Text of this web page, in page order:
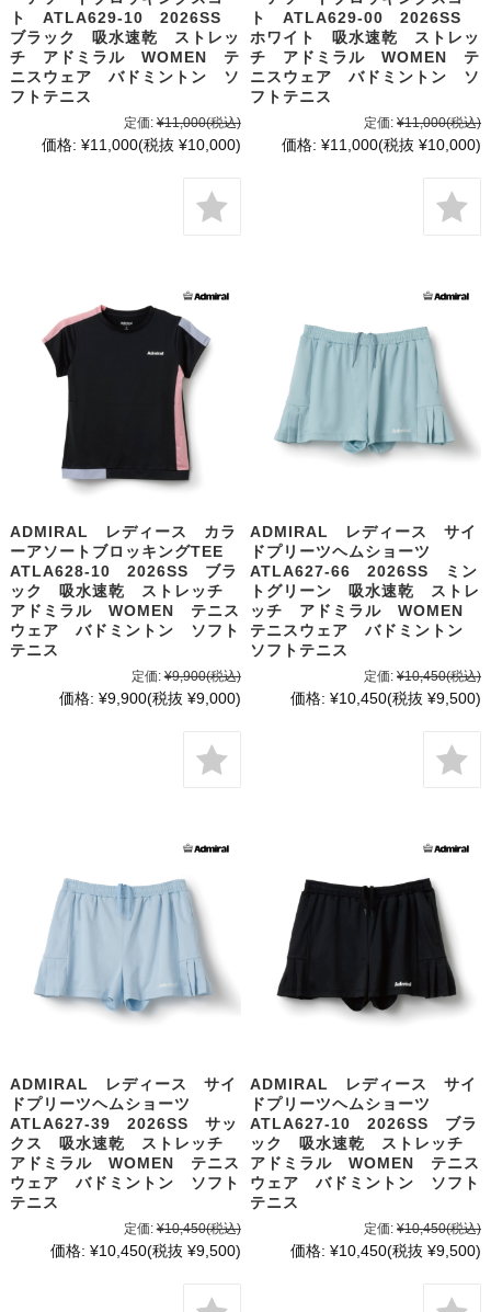
ト ATLA629-10 2026SS
ブラック 吸水速乾 ストレッ
チ アドミラル WOMEN テ
ニスウェア バドミントン ソ
フトテニス
定価: ¥11,000(税込)
価格: ¥11,000(税抜 ¥10,000)
ト ATLA629-00 2026SS
ホワイト 吸水速乾 ストレッ
チ アドミラル WOMEN テ
ニスウェア バドミントン ソ
フトテニス
定価: ¥11,000(税込)
価格: ¥11,000(税抜 ¥10,000)
ADMIRAL レディース カラ
ーアソートブロッキングTEE
ATLA628-10 2026SS ブラ
ック 吸水速乾 ストレッチ
アドミラル WOMEN テニス
ウェア バドミントン ソフト
テニス
定価: ¥9,900(税込)
価格: ¥9,900(税抜 ¥9,000)
ADMIRAL レディース サイ
ドプリーツヘムショーツ
ATLA627-66 2026SS ミン
トグリーン 吸水速乾 ストレ
ッチ アドミラル WOMEN
テニスウェア バドミントン
ソフトテニス
定価: ¥10,450(税込)
価格: ¥10,450(税抜 ¥9,500)
ADMIRAL レディース サイ
ドプリーツヘムショーツ
ATLA627-39 2026SS サッ
クス 吸水速乾 ストレッチ
アドミラル WOMEN テニス
ウェア バドミントン ソフト
テニス
定価: ¥10,450(税込)
価格: ¥10,450(税抜 ¥9,500)
ADMIRAL レディース サイ
ドプリーツヘムショーツ
ATLA627-10 2026SS ブラ
ック 吸水速乾 ストレッチ
アドミラル WOMEN テニス
ウェア バドミントン ソフト
テニス
定価: ¥10,450(税込)
価格: ¥10,450(税抜 ¥9,500)